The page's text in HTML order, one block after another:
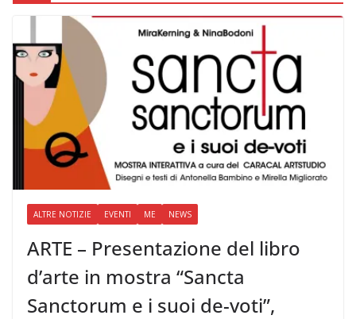
ALTRE NOTIZIE EVENTI ME NEWS
ARTE – Presentazione del libro
d’arte in mostra “Sancta
Sanctorum e i suoi de-voti”,